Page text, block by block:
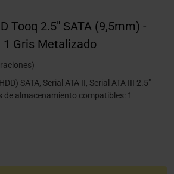
Tooq 2.5" SATA (9,5mm) -
1 Gris Metalizado
SATA, Serial ATA II, Serial ATA III 2.5"
de almacenamiento compatibles: 1